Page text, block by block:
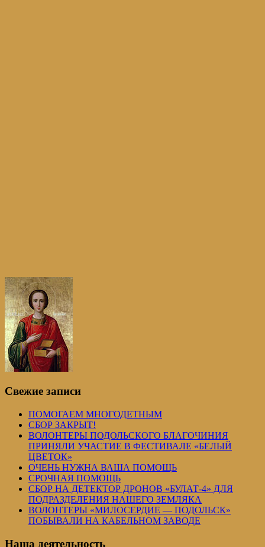
Свежие записи
ПОМОГАЕМ МНОГОДЕТНЫМ
СБОР ЗАКРЫТ!
ВОЛОНТЕРЫ ПОДОЛЬСКОГО БЛАГОЧИНИЯ
ПРИНЯЛИ УЧАСТИЕ В ФЕСТИВАЛЕ «БЕЛЫЙ
ЦВЕТОК»
ОЧЕНЬ НУЖНА ВАША ПОМОЩЬ
СРОЧНАЯ ПОМОЩЬ
СБОР НА ДЕТЕКТОР ДРОНОВ «БУЛАТ-4» ДЛЯ
ПОДРАЗДЕЛЕНИЯ НАШЕГО ЗЕМЛЯКА
ВОЛОНТЕРЫ «МИЛОСЕРДИЕ — ПОДОЛЬСК»
ПОБЫВАЛИ НА КАБЕЛЬНОМ ЗАВОДЕ
Наша деятельность